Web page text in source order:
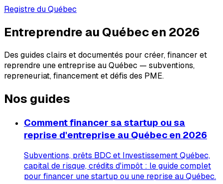
Registre du Québec
Entreprendre au Québec en 2026
Des guides clairs et documentés pour créer, financer et
reprendre une entreprise au Québec — subventions,
repreneuriat, financement et défis des PME.
Nos guides
Comment financer sa startup ou sa
reprise d'entreprise au Québec en 2026
Subventions, prêts BDC et Investissement Québec,
capital de risque, crédits d'impôt : le guide complet
pour financer une startup ou une reprise au Québec.